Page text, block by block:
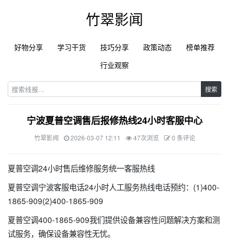
竹翠影闻
好物分享 学习干货 技巧分享 政策动态
榜单推荐
行业观察
搜索
宁波夏普空调售后报修热线24小时客服中心
竹翠影闻 2026-03-07 12:11 47次浏览 0 条评论
夏普空调24小时售后维修服务统一客服热线
夏普空调宁波客服电话24小时人工服务热线电话预约：(1)400-
1865-909(2)400-1865-909
夏普空调400-1865-909我们提供设备兼容性问题解决方案和测
试服务，确保设备兼容性无忧。